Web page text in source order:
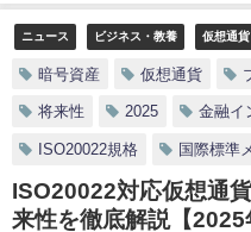
ニュース ビジネス・教養 仮想通貨
暗号資産 仮想通貨
将来性 2025 金融イ
ISO20022規格 国際標準
ISO20022対応仮想通
来性を徹底解説【2025